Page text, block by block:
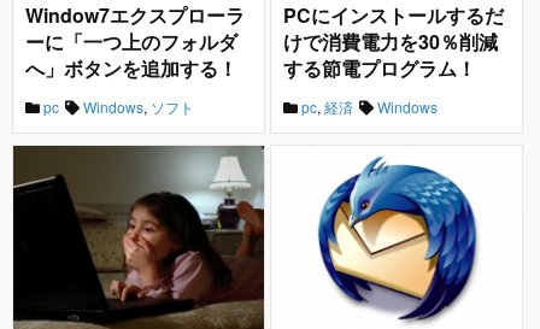
Window7エクスプローラ
ーに「一つ上のフォルダ
へ」ボタンを追加する！
pc Windows, ソフト
PCにインストールするだ
けで消費電力を30％削減
する節電プログラム！
pc,経済 Windows